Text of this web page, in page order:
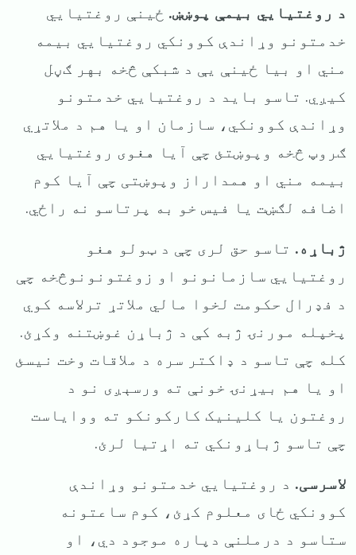
د روغتیایي بیمې پوښښ. ځینې روغتیایي
خدمتونو وړاندې کوونکي روغتیایي بیمه
مني او بیا ځینې یې د شبکې څخه بهر ګڼل
کیږي. تاسو باید د روغتیایي خدمتونو
وړاندې کوونکي، سازمان او یا هم د ملاتړي
ګروپ څخه وپوښتئ چې آیا هغوی روغتیایي
بیمه مني او همداراز وپوښتی چې آیا کوم
اضافه لګښت یا فیس خو به پرتاسو نه راځي.
ژباړه. تاسو حق لری چې د ټولو هغو
روغتیایي سازمانونو او زوغتونونوڅخه چې
د فډرال حکومت لخوا مالي ملاتړ ترلاسه کوي
پخپله مورنۍ ژبه کې د ژباړن غوښتنه وکړئ.
کله چې تاسو د ډاکتر سره د ملاقات وخت نیسئ
او یا هم بیړنۍ خونې ته ورسېږی نو د
روغتون یا کلینیک کارکونکو ته ووایاست
چې تاسو ژباړونکي ته اړتیا لرئ.
لاسرسی. د روغتیایي خدمتونو وړاندې
کوونکي ځای معلوم کړئ، کوم ساعتونه
ستاسو د درملنې دپاره موجود دي، او